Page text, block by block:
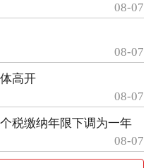
08-07
08-07
高开
08-07
税缴纳年限下调为一年
08-07